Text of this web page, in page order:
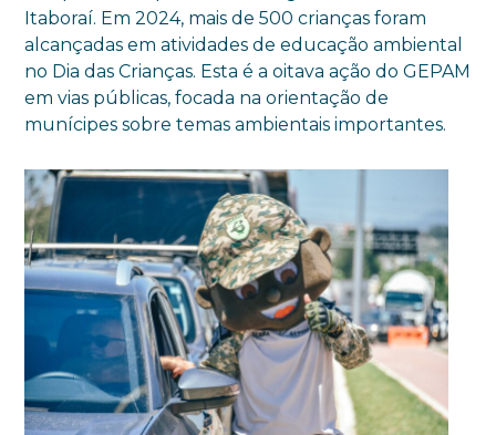
Itaboraí. Em 2024, mais de 500 crianças foram
alcançadas em atividades de educação ambiental
no Dia das Crianças. Esta é a oitava ação do GEPAM
em vias públicas, focada na orientação de
munícipes sobre temas ambientais importantes.